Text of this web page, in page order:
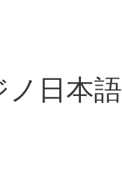
日本語